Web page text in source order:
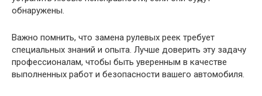
обнаружены.
Важно помнить, что замена рулевых реек требует
специальных знаний и опыта. Лучше доверить эту задачу
профессионалам, чтобы быть уверенным в качестве
выполненных работ и безопасности вашего автомобиля.